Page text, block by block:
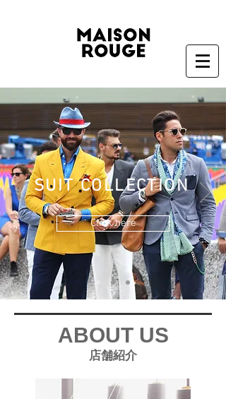
SUIT COLLECTION
Click here
ABOUT US
​店舗紹介